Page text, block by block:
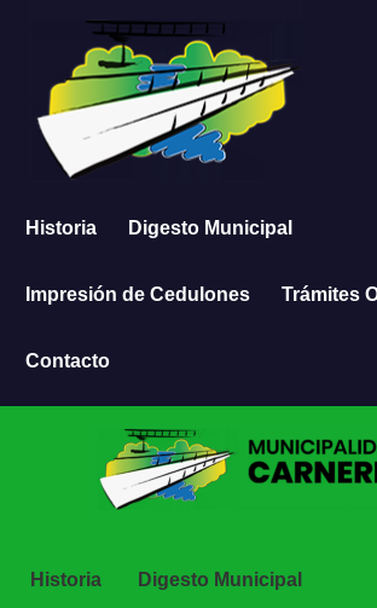
Historia Digesto Municipal
Impresión de Cedulones Trámites
Contacto
Historia Digesto Municipal